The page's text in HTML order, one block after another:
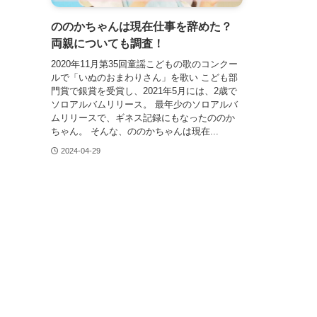
ののかちゃんは現在仕事を辞めた？
両親についても調査！
2020年11月第35回童謡こどもの歌のコンクー
ルで「いぬのおまわりさん」を歌い こども部
門賞で銀賞を受賞し、2021年5月には、2歳で
ソロアルバムリリース。 最年少のソロアルバ
ムリリースで、ギネス記録にもなったののか
ちゃん。 そんな、ののかちゃんは現在...
2024-04-29